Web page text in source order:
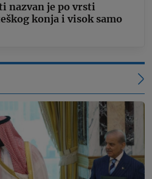
nazvan je po vrsti
konja i visok samo